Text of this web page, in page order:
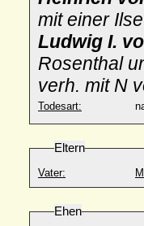
mit einer
Ludwig I.
Rosenthal
verh. mit N
Todesart:
Eltern
Vater:
Ehen